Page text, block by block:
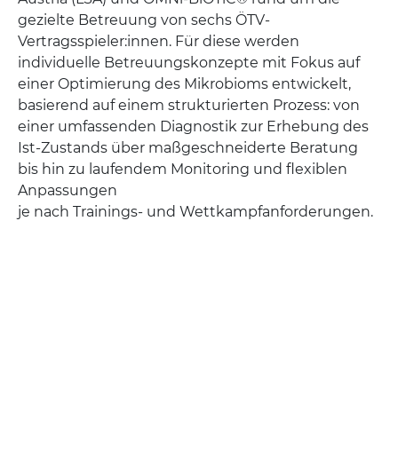
gezielte Betreuung von sechs ÖTV-
Vertragsspieler:innen. Für diese werden
individuelle Betreuungskonzepte mit Fokus auf
einer Optimierung des Mikrobioms entwickelt,
basierend auf einem strukturierten Prozess: von
einer umfassenden Diagnostik zur Erhebung des
Ist-Zustands über maßgeschneiderte Beratung
bis hin zu laufendem Monitoring und flexiblen
Anpassungen
je nach Trainings- und Wettkampfanforderungen.